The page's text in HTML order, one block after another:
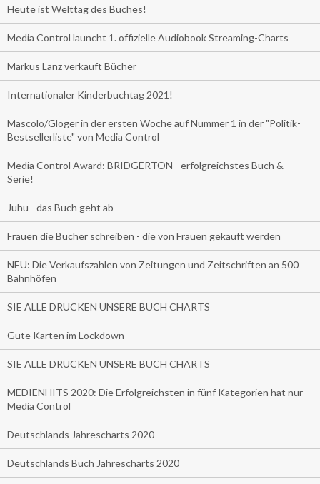
Heute ist Welttag des Buches!
Media Control launcht 1. offizielle Audiobook Streaming-Charts
Markus Lanz verkauft Bücher
Internationaler Kinderbuchtag 2021!
Mascolo/Gloger in der ersten Woche auf Nummer 1 in der "Politik-
Bestsellerliste" von Media Control
Media Control Award: BRIDGERTON - erfolgreichstes Buch &
Serie!
Juhu - das Buch geht ab
Frauen die Bücher schreiben - die von Frauen gekauft werden
NEU: Die Verkaufszahlen von Zeitungen und Zeitschriften an 500
Bahnhöfen
SIE ALLE DRUCKEN UNSERE BUCH CHARTS
Gute Karten im Lockdown
SIE ALLE DRUCKEN UNSERE BUCH CHARTS
MEDIENHITS 2020: Die Erfolgreichsten in fünf Kategorien hat nur
Media Control
Deutschlands Jahrescharts 2020
Deutschlands Buch Jahrescharts 2020